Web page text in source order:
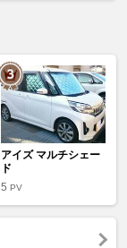
アイズ マルチシェー
ド
5 PV